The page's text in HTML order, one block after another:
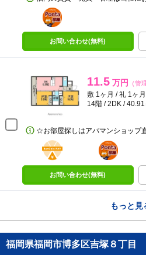
ポンタ
部屋
お問い合わせ(無料)
11.5 万円 （管
敷 1ヶ月 / 礼 1ヶ月
14階 / 2DK / 40.91
☆お部屋探しはアパマンショップ
BunChinPAY
ポンタ
部屋
お問い合わせ(無料)
もっと見
福岡県福岡市博多区吉塚８丁目